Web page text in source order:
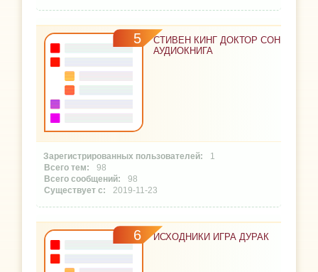
5
СТИВЕН КИНГ ДОКТОР СОН
АУДИОКНИГА
1
98
98
2019-11-23
6 ИСХОДНИКИ ИГРА ДУРАК